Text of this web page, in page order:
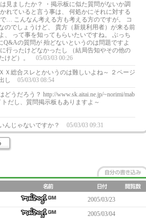
ましたか？ ・掲示板に似た質問がないか調
れていると言う事は、 何処かにそれに対する
… こんなん考える方も考える方のですが。 コ
のでしょうけど、 貴方（新規利用者）が来る前
、 って事を知ってもらいたいですね。 ぶっち
Q&Aの質問が 殆どないというのは問題ですよ
行ったけどなかったし （結局告知やその他の
けど）。
05/03/03 00:26
Ｘ総合スレとかいうのは難しいよね～ ２ページ
し
05/03/03 08:54
うだろう？ http://www.sk.aitai.ne.jp/~norimi/mab
だし、質問掲示板もありますよ～
んじゃないですか？ 05/03/03 09:31
2005/03/23
2005/03/04